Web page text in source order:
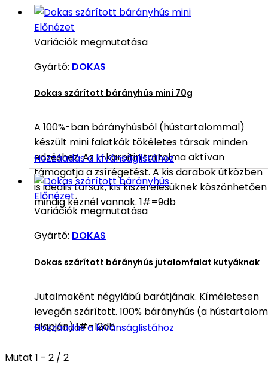
Előnézet
Variációk megmutatása
Gyártó: DOKAS
Dokas szárított bárányhús mini 70g
A 100%-ban bárányhúsból (hústartalommal)
készült mini falatkák tökéletes társak minden
edzéshez. Az L-karnitin tartalma aktívan
támogatja a zsírégetést. A kis darabok útközben
is ideális társak, kis kiszerelésüknek köszönhetően
mindig kéznél vannak. 1#=9db
Hozzáadás a kívánságlistához
Előnézet
Variációk megmutatása
Gyártó: DOKAS
Dokas szárított bárányhús jutalomfalat kutyáknak
Jutalmaként négylábú barátjának. Kíméletesen
levegőn szárított. 100% bárányhús (a hústartalom
alapján) 1#=12db
Hozzáadás a kívánságlistához
Mutat 1 - 2 / 2